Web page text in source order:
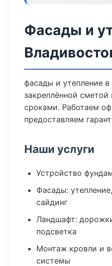
Фасады и
фасады и утепление
закреплённой
сроками. Работаем
предоставляем
Наши услуги
Устройство
Фасады:
сайдинг
Ландшафт:
подсветка
Монтаж кровли и
системы